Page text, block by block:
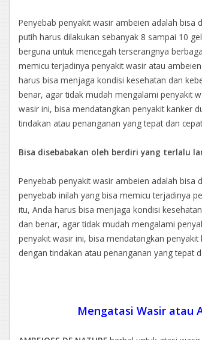
Penyebab penyakit wasir ambeien adalah
putih harus dilakukan sebanyak 8 sampai 10
berguna untuk mencegah terserangnya
memicu terjadinya penyakit wasir atau
harus bisa menjaga kondisi kesehatan dan
benar, agar tidak mudah mengalami penyakit
wasir ini, bisa mendatangkan penyakit kanker
tindakan atau penanganan yang tepat dan
Bisa disebabakan oleh berdiri yang terlalu
Penyebab penyakit wasir ambeien adalah bisa
penyebab inilah yang bisa memicu terjadinya
itu, Anda harus bisa menjaga kondisi
dan benar, agar tidak mudah mengalami
penyakit wasir ini, bisa mendatangkan
dengan tindakan atau penanganan yang tepat
Mengatasi Wasir atau